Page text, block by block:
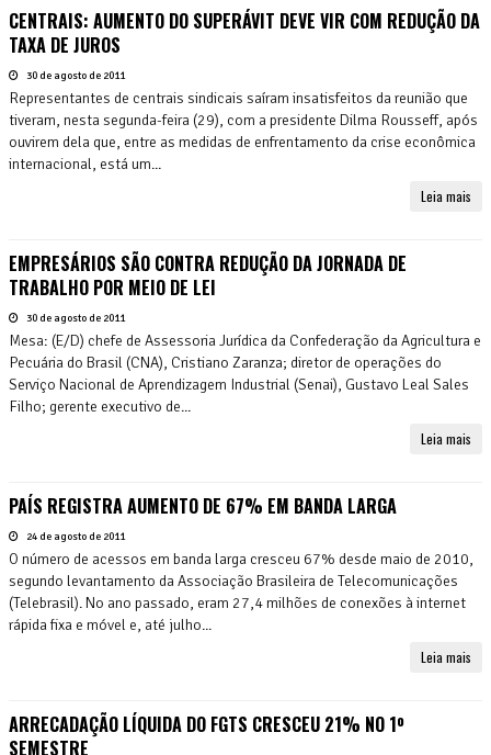
CENTRAIS: AUMENTO DO SUPERÁVIT DEVE VIR COM REDUÇÃO DA
TAXA DE JUROS
30 de agosto de 2011
Representantes de centrais sindicais saíram insatisfeitos da reunião que
tiveram, nesta segunda-feira (29), com a presidente Dilma Rousseff, após
ouvirem dela que, entre as medidas de enfrentamento da crise econômica
internacional, está um...
Leia mais
EMPRESÁRIOS SÃO CONTRA REDUÇÃO DA JORNADA DE
TRABALHO POR MEIO DE LEI
30 de agosto de 2011
Mesa: (E/D) chefe de Assessoria Jurídica da Confederação da Agricultura e
Pecuária do Brasil (CNA), Cristiano Zaranza; diretor de operações do
Serviço Nacional de Aprendizagem Industrial (Senai), Gustavo Leal Sales
Filho; gerente executivo de...
Leia mais
PAÍS REGISTRA AUMENTO DE 67% EM BANDA LARGA
24 de agosto de 2011
O número de acessos em banda larga cresceu 67% desde maio de 2010,
segundo levantamento da Associação Brasileira de Telecomunicações
(Telebrasil). No ano passado, eram 27,4 milhões de conexões à internet
rápida fixa e móvel e, até julho...
Leia mais
ARRECADAÇÃO LÍQUIDA DO FGTS CRESCEU 21% NO 1º
SEMESTRE